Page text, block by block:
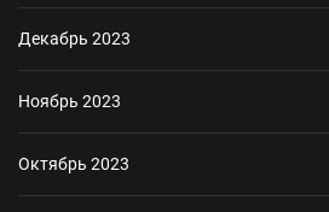
Декабрь 2023
Ноябрь 2023
Октябрь 2023